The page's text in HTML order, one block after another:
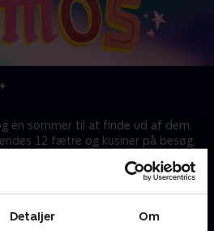
Detaljer Om
én sommer til at finde ud af dem.
12 fætre og kusiner på besøg,
tilkøb